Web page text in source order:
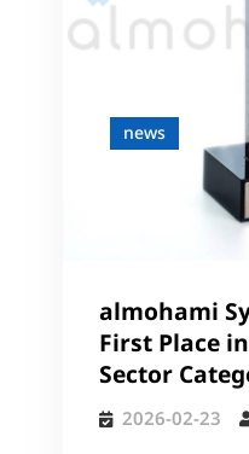
news
almohami
First Place
Sector
2026-02-23